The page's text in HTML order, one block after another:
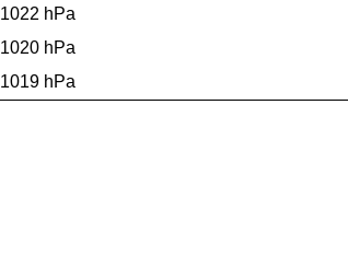
1022 hPa
1020 hPa
1019 hPa